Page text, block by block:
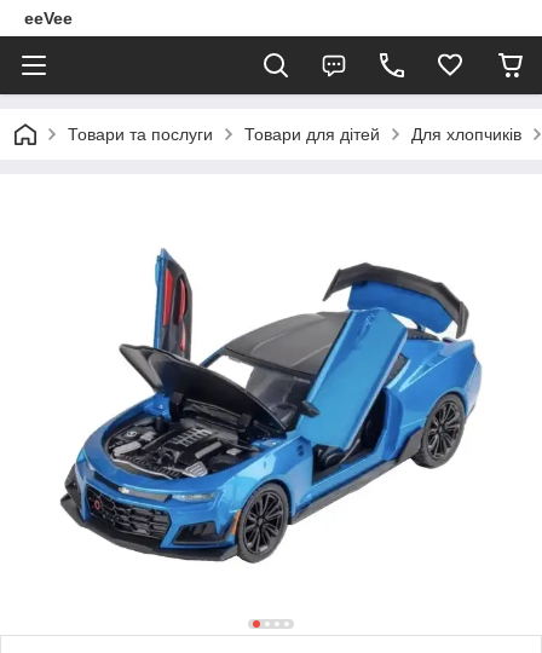
eeVee
Товари та послуги Товари для дітей Для хлопчиків